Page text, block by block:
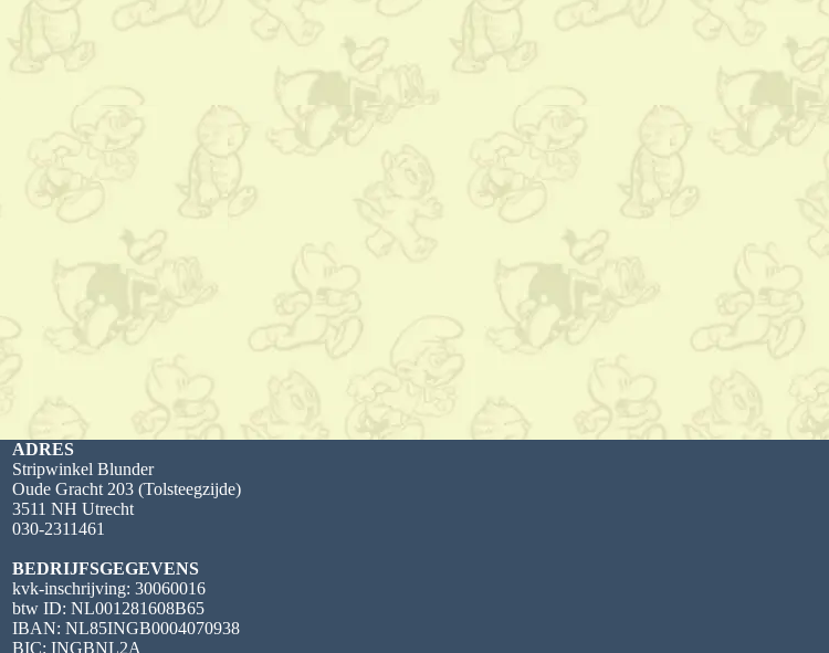
ADRES
Stripwinkel Blunder
Oude Gracht 203 (Tolsteegzijde)
3511 NH Utrecht
030-2311461
BEDRIJFSGEGEVENS
kvk-inschrijving: 30060016
btw ID: NL001281608B65
IBAN: NL85INGB0004070938
BIC: INGBNL2A